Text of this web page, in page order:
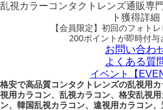
乱視カラーコンタクトレンズ通販専
ト獲得詳細
【会員限定】初回のフォトレ
200ポイントが即時付与
お問い合わ
よくある質
イベント【
格安で高品質コンタクトレンズの乱視用
視用カラコン、乱視カラコン、格安乱視
ン、韓国乱視カラコン、遠視用カラコン